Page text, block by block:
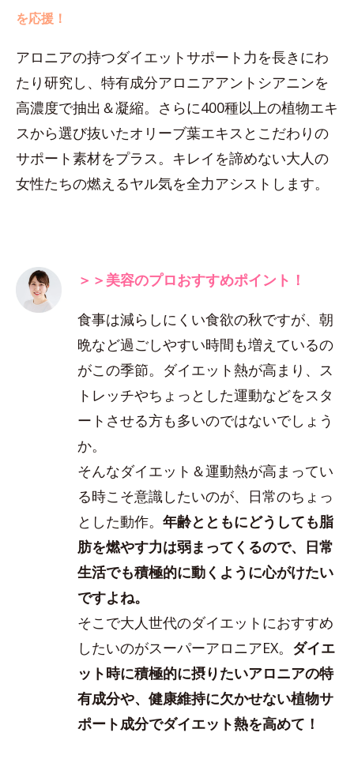
を応援！
アロニアの持つダイエットサポート力を長きにわ
たり研究し、特有成分アロニアアントシアニンを
高濃度で抽出＆凝縮。さらに400種以上の植物エキ
スから選び抜いたオリーブ葉エキスとこだわりの
サポート素材をプラス。キレイを諦めない大人の
女性たちの燃えるヤル気を全力アシストします。
＞＞美容のプロおすすめポイント！
食事は減らしにくい食欲の秋ですが、朝
晩など過ごしやすい時間も増えているの
がこの季節。ダイエット熱が高まり、ス
トレッチやちょっとした運動などをスタ
ートさせる方も多いのではないでしょう
か。
そんなダイエット＆運動熱が高まってい
る時こそ意識したいのが、日常のちょっ
とした動作。年齢とともにどうしても脂
肪を燃やす力は弱まってくるので、日常
生活でも積極的に動くように心がけたい
ですよね。
そこで大人世代のダイエットにおすすめ
したいのがスーパーアロニアEX。 ダイエ
ット時に積極的に摂りたいアロニアの特
有成分や、健康維持に欠かせない植物サ
ポート成分でダイエット熱を高めて！